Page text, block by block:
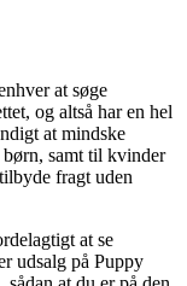
at søge
og altså har en hel
at mindske
børn, samt til kvinder
fragt uden
at se
udsalg på Puppy